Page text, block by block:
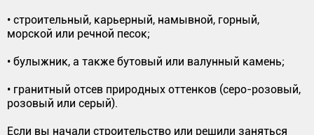
• строительный, карьерный, намывной, горный,
морской или речной песок;
• булыжник, а также бутовый или валунный камень;
• гранитный отсев природных оттенков (серо-розовый,
розовый или серый).
Если вы начали строительство или решили заняться